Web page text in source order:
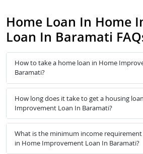
Home Loan In Home
Loan In Baramati
How to take a home loan in Home
Baramati?
How long does it take to get a housing
Improvement Loan In Baramati?
What is the minimum income
in Home Improvement Loan In Baramati?